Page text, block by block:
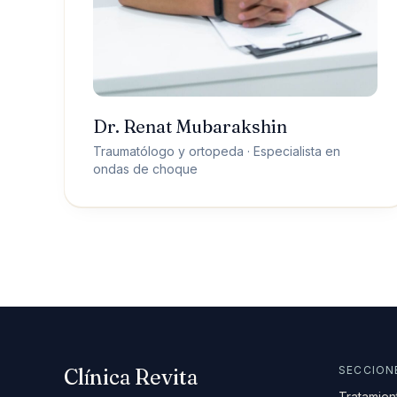
Dr. Renat Mubarakshin
Traumatólogo y ortopeda · Especialista en
ondas de choque
CÓMO LLEGAR
Carrer de Santaló, 105
Clínica Revita